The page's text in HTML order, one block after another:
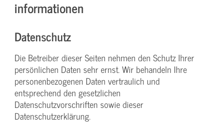
informationen
Datenschutz
Die Betreiber dieser Seiten nehmen den Schutz Ihrer
persönlichen Daten sehr ernst. Wir behandeln Ihre
personenbezogenen Daten vertraulich und
entsprechend den gesetzlichen
Datenschutzvorschriften sowie dieser
Datenschutzerklärung.